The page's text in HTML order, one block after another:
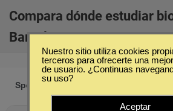
Compara dónde estudiar
Barcelona
Nuestro sitio utiliza cookies
terceros para ofrecerte una
de usuario. ¿Continuas
su uso?
Aceptar